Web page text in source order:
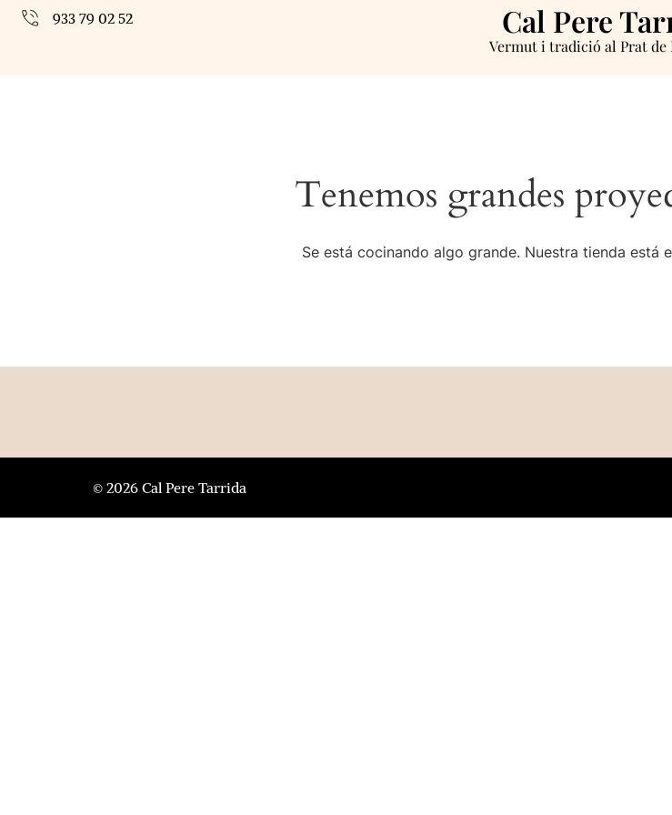
933 79 02 52 Cal Pere
Vermut i tradició al Prat de
Tenemos grandes
Se está cocinando algo grande. Nuestra tienda está
© 2026 Cal Pere Tarrida